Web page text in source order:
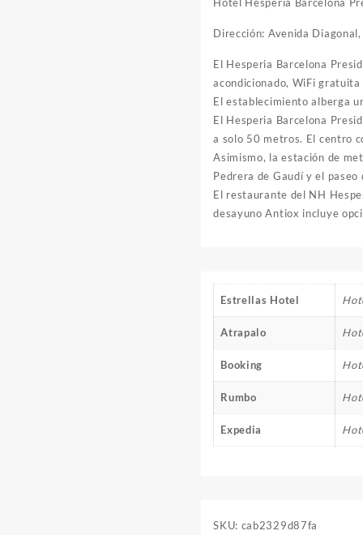
Dirección: Avenida
El Hesperia Barcelona
acondicionado, WiFi
El establecimiento alberga
El Hesperia Barcelona
a solo 50 metros. El centro
Asimismo, la estación de
Pedrera de Gaudí y el
El restaurante del NH
desayuno Antiox incluye
Estrellas Hotel
Atrapalo
Booking
Rumbo
Expedia
SKU: cab2329d87fa